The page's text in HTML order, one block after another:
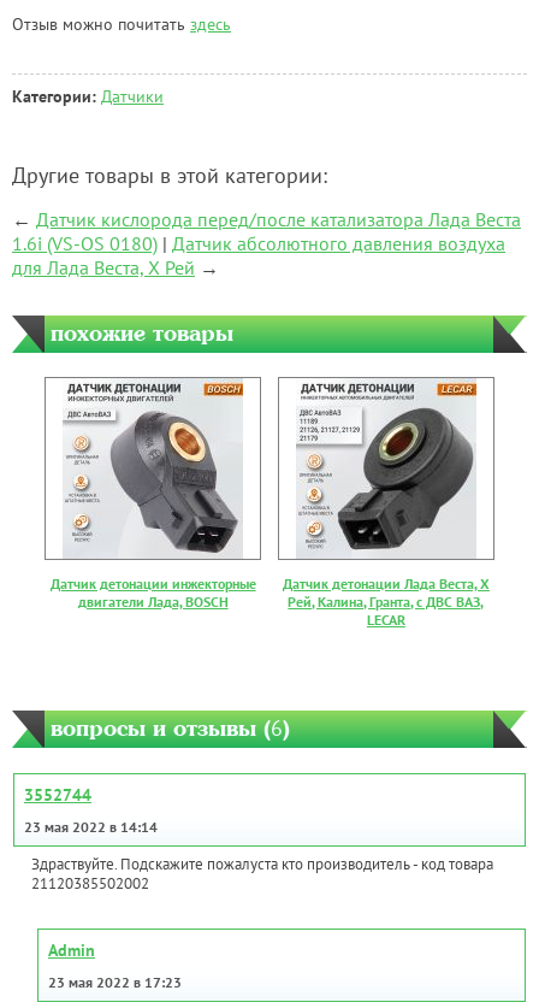
Отзыв можно почитать здесь
Категории: Датчики
Другие товары в этой категории:
← Датчик кислорода перед/после катализатора Лада Веста
1.6i (VS-OS 0180) | Датчик абсолютного давления воздуха
для Лада Веста, Х Рей →
похожие товары
Датчик детонации инжекторные
двигатели Лада, BOSCH
Датчик детонации Лада Веста, Х
Рей, Калина, Гранта, с ДВС ВАЗ,
LECAR
вопросы и отзывы (6)
3552744
23 мая 2022 в 14:14
Здраствуйте. Подскажите пожалуста кто производитель - код товара
21120385502002
Admin
23 мая 2022 в 17:23